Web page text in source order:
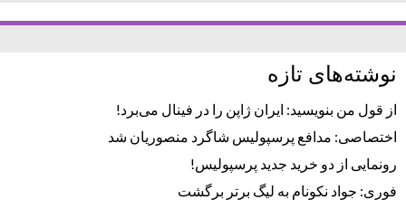
نوشته‌های تازه
از قول من بنویسید: ایران ژاپن را در فینال می‌برد!
اختصاصی: مدافع پرسپولیس شاگرد منصوریان شد
رونمایی از دو خرید جدید پرسپولیس!
فوری: جواد نکونام به لیگ برتر برگشت